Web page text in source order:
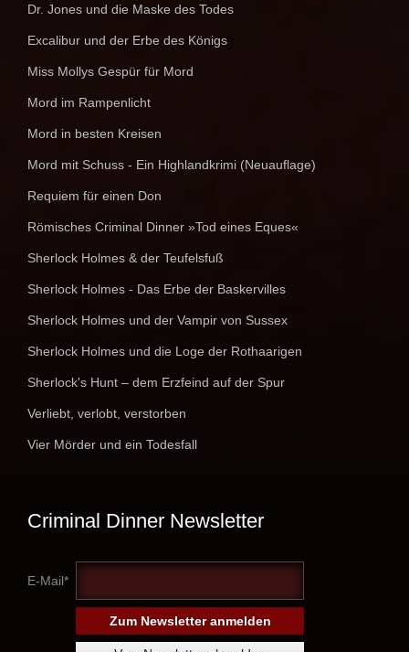
Dr. Jones und die Maske des Todes
Excalibur und der Erbe des Königs
Miss Mollys Gespür für Mord
Mord im Rampenlicht
Mord in besten Kreisen
Mord mit Schuss - Ein Highlandkrimi (Neuauflage)
Requiem für einen Don
Römisches Criminal Dinner »Tod eines Eques«
Sherlock Holmes & der Teufelsfuß
Sherlock Holmes - Das Erbe der Baskervilles
Sherlock Holmes und der Vampir von Sussex
Sherlock Holmes und die Loge der Rothaarigen
Sherlock's Hunt – dem Erzfeind auf der Spur
Verliebt, verlobt, verstorben
Vier Mörder und ein Todesfall
Criminal Dinner Newsletter
E-Mail*